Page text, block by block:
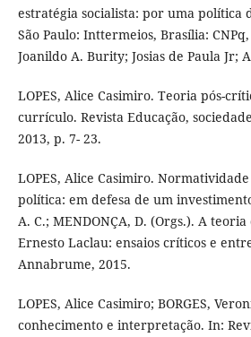
estratégia socialista: por uma política
São Paulo: Inttermeios, Brasília:
Joanildo A. Burity; Josias de Paula Jr;
LOPES, Alice Casimiro. Teoria pós-
currículo. Revista Educação,
2013, p. 7- 23.
LOPES, Alice Casimiro.
política: em defesa de um
A. C.; MENDONÇA, D. (Orgs.). A
Ernesto Laclau: ensaios críticos e
Annabrume, 2015.
LOPES, Alice Casimiro; BORGES,
conhecimento e interpretação. In: